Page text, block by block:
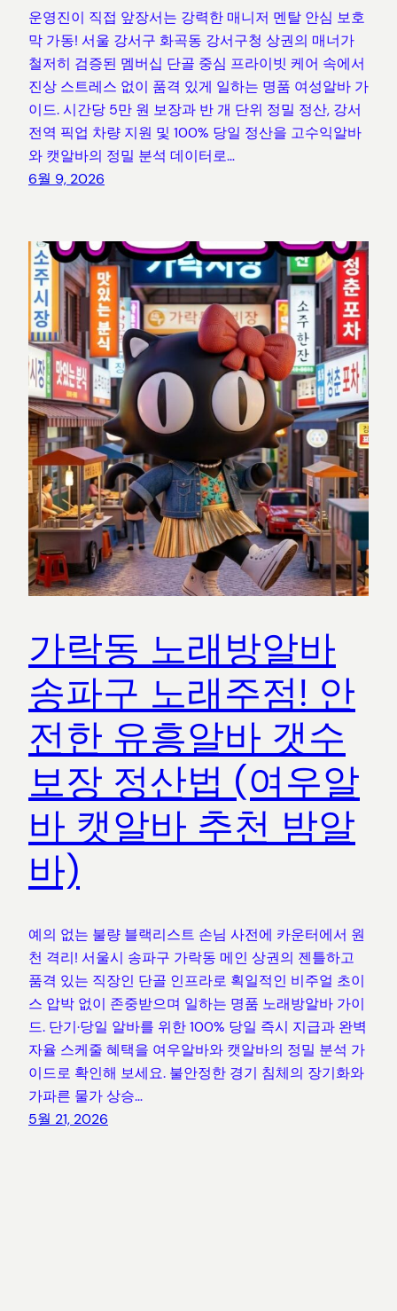
운영진이 직접 앞장서는 강력한 매니저 멘탈 안심 보호
막 가동! 서울 강서구 화곡동 강서구청 상권의 매너가
철저히 검증된 멤버십 단골 중심 프라이빗 케어 속에서
진상 스트레스 없이 품격 있게 일하는 명품 여성알바 가
이드. 시간당 5만 원 보장과 반 개 단위 정밀 정산, 강서
전역 픽업 차량 지원 및 100% 당일 정산을 고수익알바
와 캣알바의 정밀 분석 데이터로…
6월 9, 2026
가락동 노래방알바
송파구 노래주점! 안
전한 유흥알바 갯수
보장 정산법 (여우알
바 캣알바 추천 밤알
바)
예의 없는 불량 블랙리스트 손님 사전에 카운터에서 원
천 격리! 서울시 송파구 가락동 메인 상권의 젠틀하고
품격 있는 직장인 단골 인프라로 획일적인 비주얼 초이
스 압박 없이 존중받으며 일하는 명품 노래방알바 가이
드. 단기·당일 알바를 위한 100% 당일 즉시 지급과 완벽
자율 스케줄 혜택을 여우알바와 캣알바의 정밀 분석 가
이드로 확인해 보세요. 불안정한 경기 침체의 장기화와
가파른 물가 상승…
5월 21, 2026